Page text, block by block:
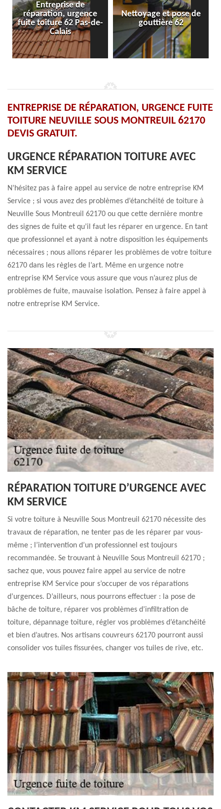
de
urgence
62 Pas-de-
Calais
Nettoyage et pose de
gouttière 62
Pose et
ENTREPRISE DE RÉPARATION, URGENCE FUITE
TOITURE NEUVILLE SOUS MONTREUIL 62170
DEVIS GRATUIT.
URGENCE RÉPARATION TOITURE AVEC
KM SERVICE
N’hésitez pas à faire appel au service de notre entreprise KM
Service ; si vous avez des problèmes d’étanchéité de toiture à
Neuville Sous Montreuil 62170 ou que cette dernière montre
des signes de fuite et qu’il faut les réparer en urgence. En tant
que professionnel et ayant à notre disposition les équipements
nécessaires ; nous allons réparer les problèmes de votre toiture
62170 dans les règles de l’art. Même en urgence notre
entreprise KM Service vous assure que vous n’aurez plus de
problèmes de fuite, mauvaise isolation. Pensez à faire appel à
notre entreprise KM Service.
RÉPARATION TOITURE D’URGENCE AVEC
KM SERVICE
Si votre toiture à Neuville Sous Montreuil 62170 nécessite des
travaux de réparation, ne tenter pas de les réparer par vous-
même ; l’intervention d’un professionnel est toujours
recommandée. Se trouvant à Neuville Sous Montreuil 62170 ;
sachez que, vous pouvez faire appel au service de notre
entreprise KM Service pour s’occuper de vos réparations
d’urgences. D’ailleurs, nous pourrons effectuer : la pose de
bâche de toiture, réparer vos problèmes d’infiltration de
toiture, dépannage toiture, régler vos problèmes d’étanchéité
et bien d’autres. Nos artisans couvreurs 62170 pourront aussi
consolider vos tuiles fissurées, changer vos tuiles de rive, etc.